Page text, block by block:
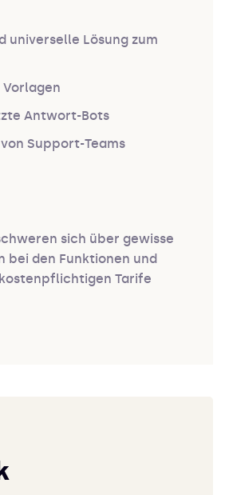
universelle Lösung zum
Antwort-Bots
Support-Teams
sich über gewisse
bei den Funktionen und
Tarife